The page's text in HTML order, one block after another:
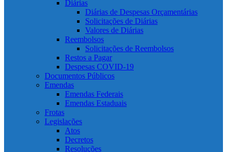
Diárias
Diárias de Despesas Orçamentárias
Solicitações de Diárias
Valores de Diárias
Reembolsos
Solicitações de Reembolsos
Restos a Pagar
Despesas COVID-19
Documentos Públicos
Emendas
Emendas Federais
Emendas Estaduais
Frotas
Legislações
Atos
Decretos
Resoluções